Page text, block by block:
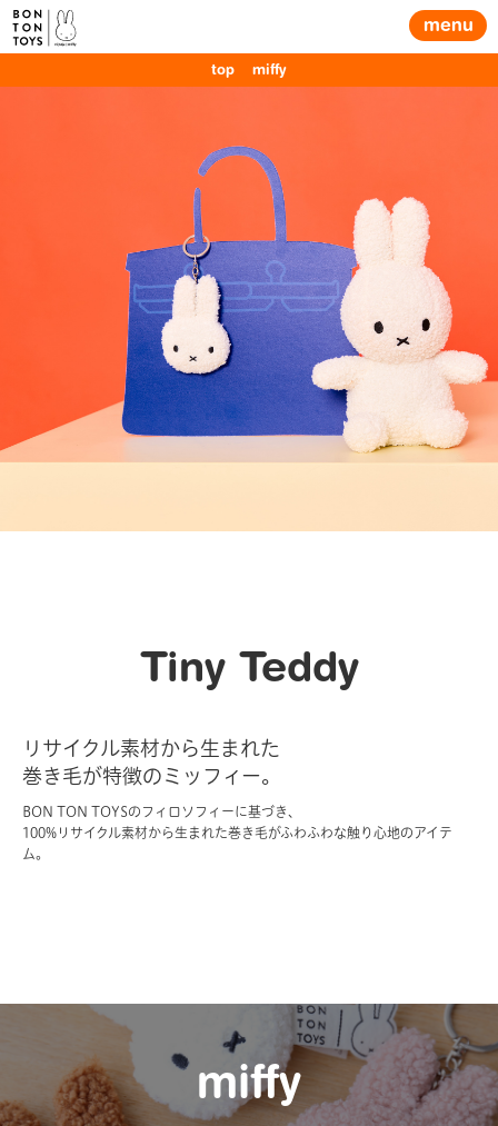
menu
top miffy
Tiny Teddy
リサイクル素材から生まれた
巻き毛が特徴のミッフィー。
BON TON TOYSのフィロソフィーに基づき、
100%リサイクル素材から生まれた巻き毛がふわふわな触り心地のアイテ
ム。
miffy